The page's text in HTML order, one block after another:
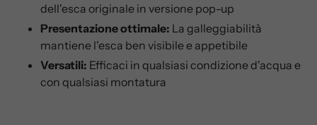
dell'esca originale in versione pop-up
Presentazione ottimale: La galleggiabilità
mantiene l'esca ben visibile e appetibile
Versatili: Efficaci in qualsiasi condizione d'acqua e
con qualsiasi montatura